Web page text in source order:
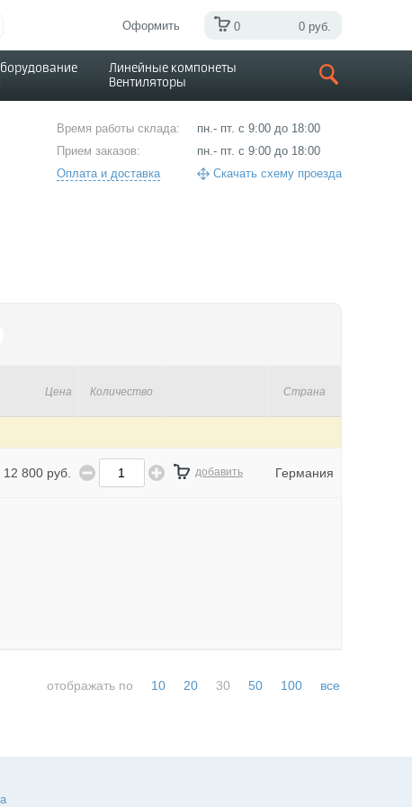
Оформить 0 0 руб.
Линейные компонеты
Вентиляторы
Время работы склада:
Прием заказов:
Оплата и доставка
пн.- пт. с 9:00 до 18:00
пн.- пт. с 9:00 до 18:00
Скачать схему проезда
Цена Количество Страна
12 800 руб. добавить Германия
отображать по 10 20 30 50 100 все